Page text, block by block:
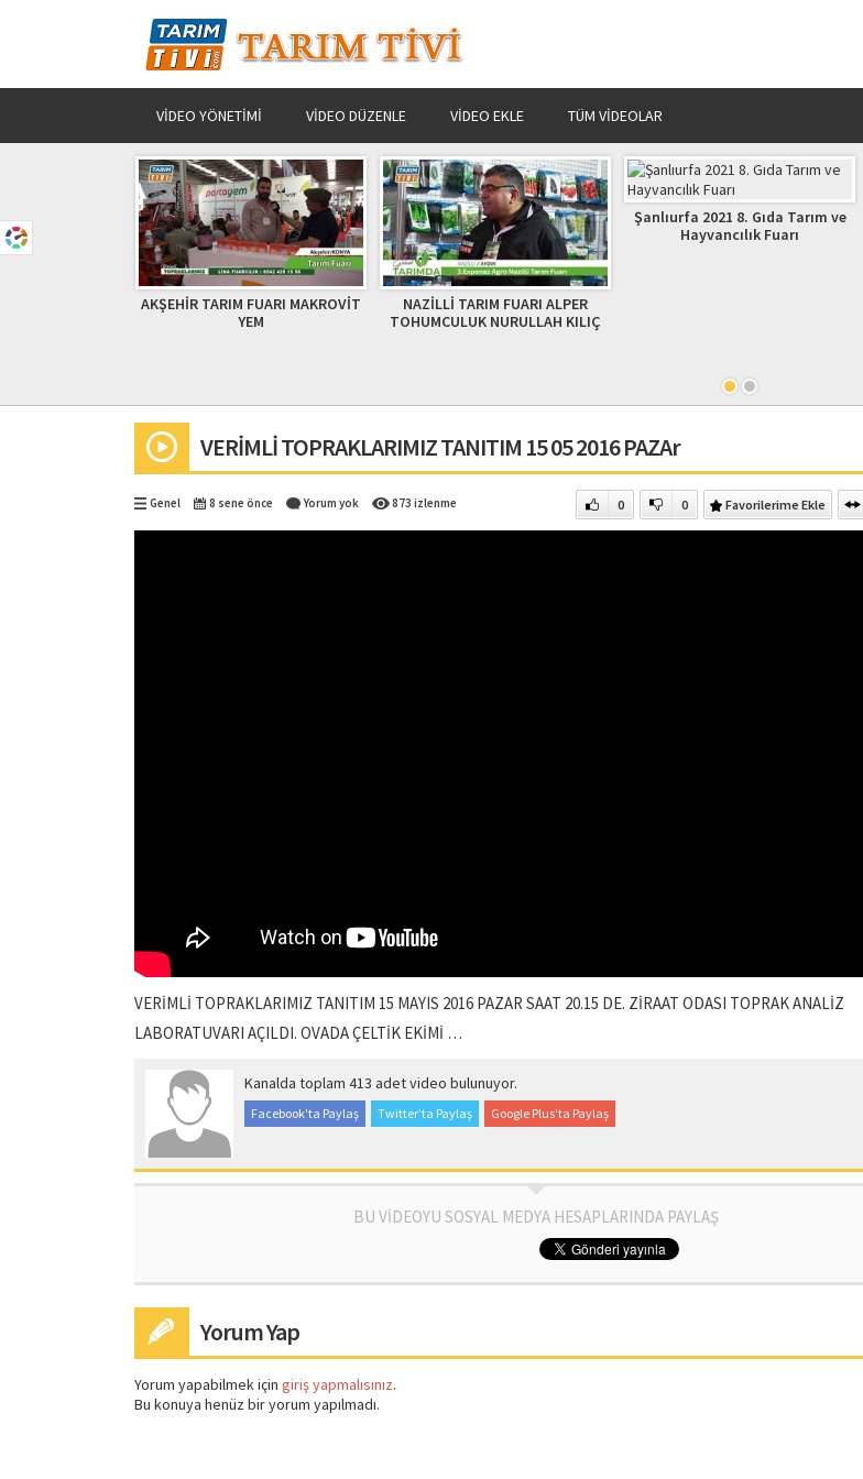
VIDEO YÖNETIMI VIDEO DÜZENLE VIDEO EKLE TÜM VIDEOLAR
AKŞEHİR TARIM FUARI MAKROVİT
YEM
NAZİLLİ TARIM FUARI ALPER
TOHUMCULUK NURULLAH KILIÇ
Şanlıurfa 2021 8. Gıda Tarım ve
Hayvancılık Fuarı
VERİMLİ TOPRAKLARIMIZ TANITIM 15 05 2016 PAZAr
Genel 8 sene önce Yorum yok 873 izlenme 0 0 Favorilerime Ekle
VERİMLİ TOPRAKLARIMIZ TANITIM 15 MAYIS 2016 PAZAR SAAT 20.15 DE. ZİRAAT ODASI TOPRAK ANALİZ
LABORATUVARI AÇILDI. OVADA ÇELTİK EKİMİ …
Kanalda toplam 413 adet video bulunuyor.
Facebook'ta Paylaş Twitter'ta Paylaş Google Plus'ta Paylaş
BU VİDEOYU SOSYAL MEDYA HESAPLARINDA PAYLAŞ
Yorum Yap
Yorum yapabilmek için giriş yapmalısınız.
Bu konuya henüz bir yorum yapılmadı.